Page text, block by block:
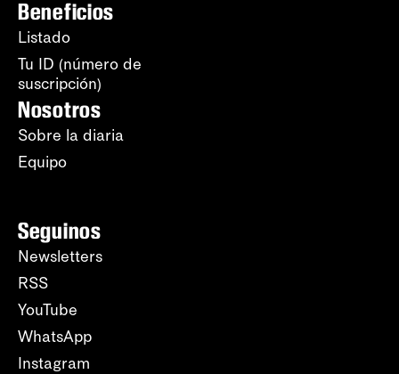
Beneficios
Listado
Tu ID (número de
suscripción)
Nosotros
Sobre la diaria
Equipo
Seguinos
Newsletters
RSS
YouTube
WhatsApp
Instagram